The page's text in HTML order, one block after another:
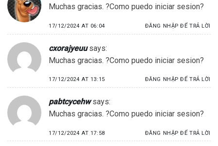
Muchas gracias. ?Como puedo iniciar sesion?
17/12/2024 AT 06:04 ĐĂNG NHẬP ĐỂ TRẢ LỜI
cxorajyeuu says:
Muchas gracias. ?Como puedo iniciar sesion?
17/12/2024 AT 13:15 ĐĂNG NHẬP ĐỂ TRẢ LỜI
pabtcycehw says:
Muchas gracias. ?Como puedo iniciar sesion?
17/12/2024 AT 17:58 ĐĂNG NHẬP ĐỂ TRẢ LỜI